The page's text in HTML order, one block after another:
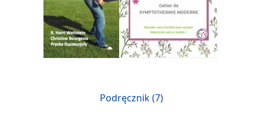
Podręcznik (7)